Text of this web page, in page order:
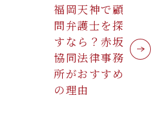
福岡天神で顧
問弁護士を探
すなら？赤坂
協同法律事務
所がおすすめ
の理由